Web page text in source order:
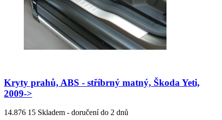
Kryty prahů, ABS - stříbrný matný, Škoda Yeti,
2009->
14.876 15 Skladem - doručení do 2 dnů